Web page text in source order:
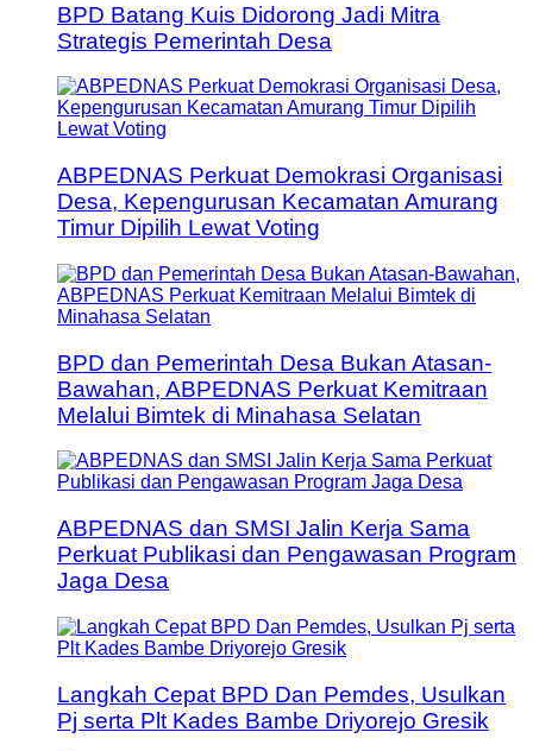
BPD Batang Kuis Didorong Jadi Mitra
Strategis Pemerintah Desa
ABPEDNAS Perkuat Demokrasi Organisasi
Desa, Kepengurusan Kecamatan Amurang
Timur Dipilih Lewat Voting
BPD dan Pemerintah Desa Bukan Atasan-
Bawahan, ABPEDNAS Perkuat Kemitraan
Melalui Bimtek di Minahasa Selatan
ABPEDNAS dan SMSI Jalin Kerja Sama
Perkuat Publikasi dan Pengawasan Program
Jaga Desa
Langkah Cepat BPD Dan Pemdes, Usulkan
Pj serta Plt Kades Bambe Driyorejo Gresik